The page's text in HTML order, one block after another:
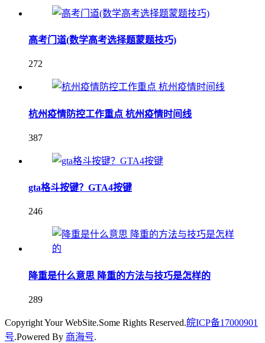
高考门道(数学高考选择题蒙题技巧)
272
杭州疫情防控工作重点 杭州疫情时间线
387
gta格斗按键？GTA4按键
246
降重是什么意思 降重的方法与技巧是怎样的
289
Copyright Your WebSite.Some Rights Reserved.皖ICP备17000901
号.Powered By 商海号.